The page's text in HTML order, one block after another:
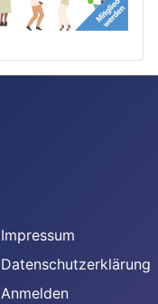
Impressum
Datenschutzerklärung
Anmelden